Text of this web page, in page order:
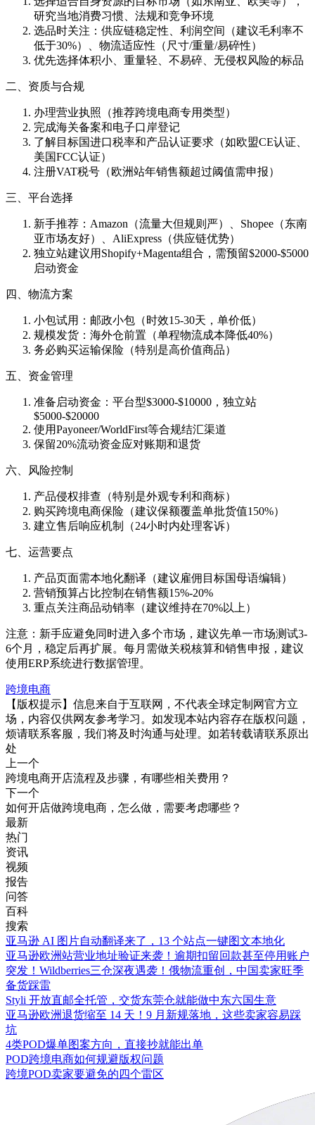
研究当地消费习惯、法规和竞争环境
选品时关注：供应链稳定性、利润空间（建议毛利率不
低于30%）、物流适应性（尺寸/重量/易碎性）
优先选择体积小、重量轻、不易碎、无侵权风险的标品
二、资质与合规
办理营业执照（推荐跨境电商专用类型）
完成海关备案和电子口岸登记
了解目标国进口税率和产品认证要求（如欧盟CE认证、
美国FCC认证）
注册VAT税号（欧洲站年销售额超过阈值需申报）
三、平台选择
新手推荐：Amazon（流量大但规则严）、Shopee（东南
亚市场友好）、AliExpress（供应链优势）
独立站建议用Shopify+Magenta组合，需预留$2000-$5000
启动资金
四、物流方案
小包试用：邮政小包（时效15-30天，单价低）
规模发货：海外仓前置（单程物流成本降低40%）
务必购买运输保险（特别是高价值商品）
五、资金管理
准备启动资金：平台型$3000-$10000，独立站
$5000-$20000
使用Payoneer/WorldFirst等合规结汇渠道
保留20%流动资金应对账期和退货
六、风险控制
产品侵权排查（特别是外观专利和商标）
购买跨境电商保险（建议保额覆盖单批货值150%）
建立售后响应机制（24小时内处理客诉）
七、运营要点
产品页面需本地化翻译（建议雇佣目标国母语编辑）
营销预算占比控制在销售额15%-20%
重点关注商品动销率（建议维持在70%以上）
注意：新手应避免同时进入多个市场，建议先单一市场测试3-
6个月，稳定后再扩展。每月需做关税核算和销售申报，建议
使用ERP系统进行数据管理。
跨境电商
【版权提示】信息来自于互联网，不代表全球定制网官方立
场，内容仅供网友参考学习。如发现本站内容存在版权问题，
烦请联系客服，我们将及时沟通与处理。如若转载请联系原出
处
上一个
跨境电商开店流程及步骤，有哪些相关费用？
下一个
如何开店做跨境电商，怎么做，需要考虑哪些？
最新
热门
资讯
视频
报告
问答
百科
搜索
亚马逊 AI 图片自动翻译来了，13 个站点一键图文本地化
亚马逊欧洲站营业地址验证来袭！逾期扣留回款甚至停用账户
突发！Wildberries三仓深夜遇袭！俄物流重创，中国卖家旺季
备货踩雷
Styli 开放直邮全托管，交货东莞仓就能做中东六国生意
亚马逊欧洲退货缩至 14 天！9 月新规落地，这些卖家容易踩
坑
4类POD爆单图案方向，直接抄就能出单
POD跨境电商如何规避版权问题
跨境POD卖家要避免的四个雷区